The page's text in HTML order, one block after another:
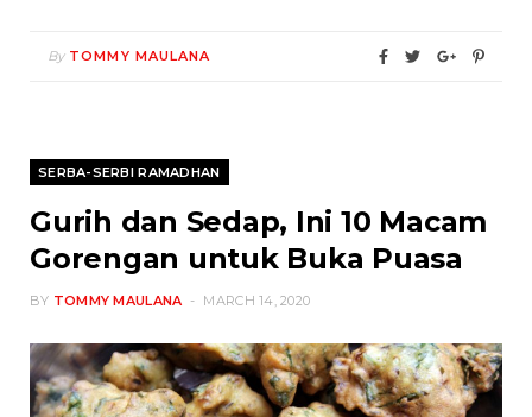
By TOMMY MAULANA
SERBA-SERBI RAMADHAN
Gurih dan Sedap, Ini 10 Macam
Gorengan untuk Buka Puasa
BY TOMMY MAULANA MARCH 14, 2020